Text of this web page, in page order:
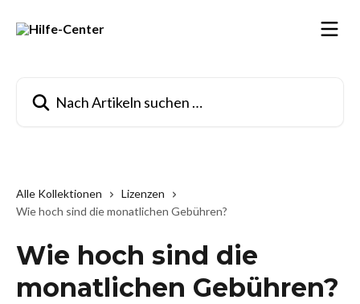
Alle Kollektionen
Lizenzen
Wie hoch sind die monatlichen Gebühren?
Wie hoch sind die
monatlichen Gebühren?